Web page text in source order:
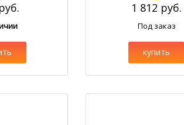
1 812 руб.
Под заказ
купить